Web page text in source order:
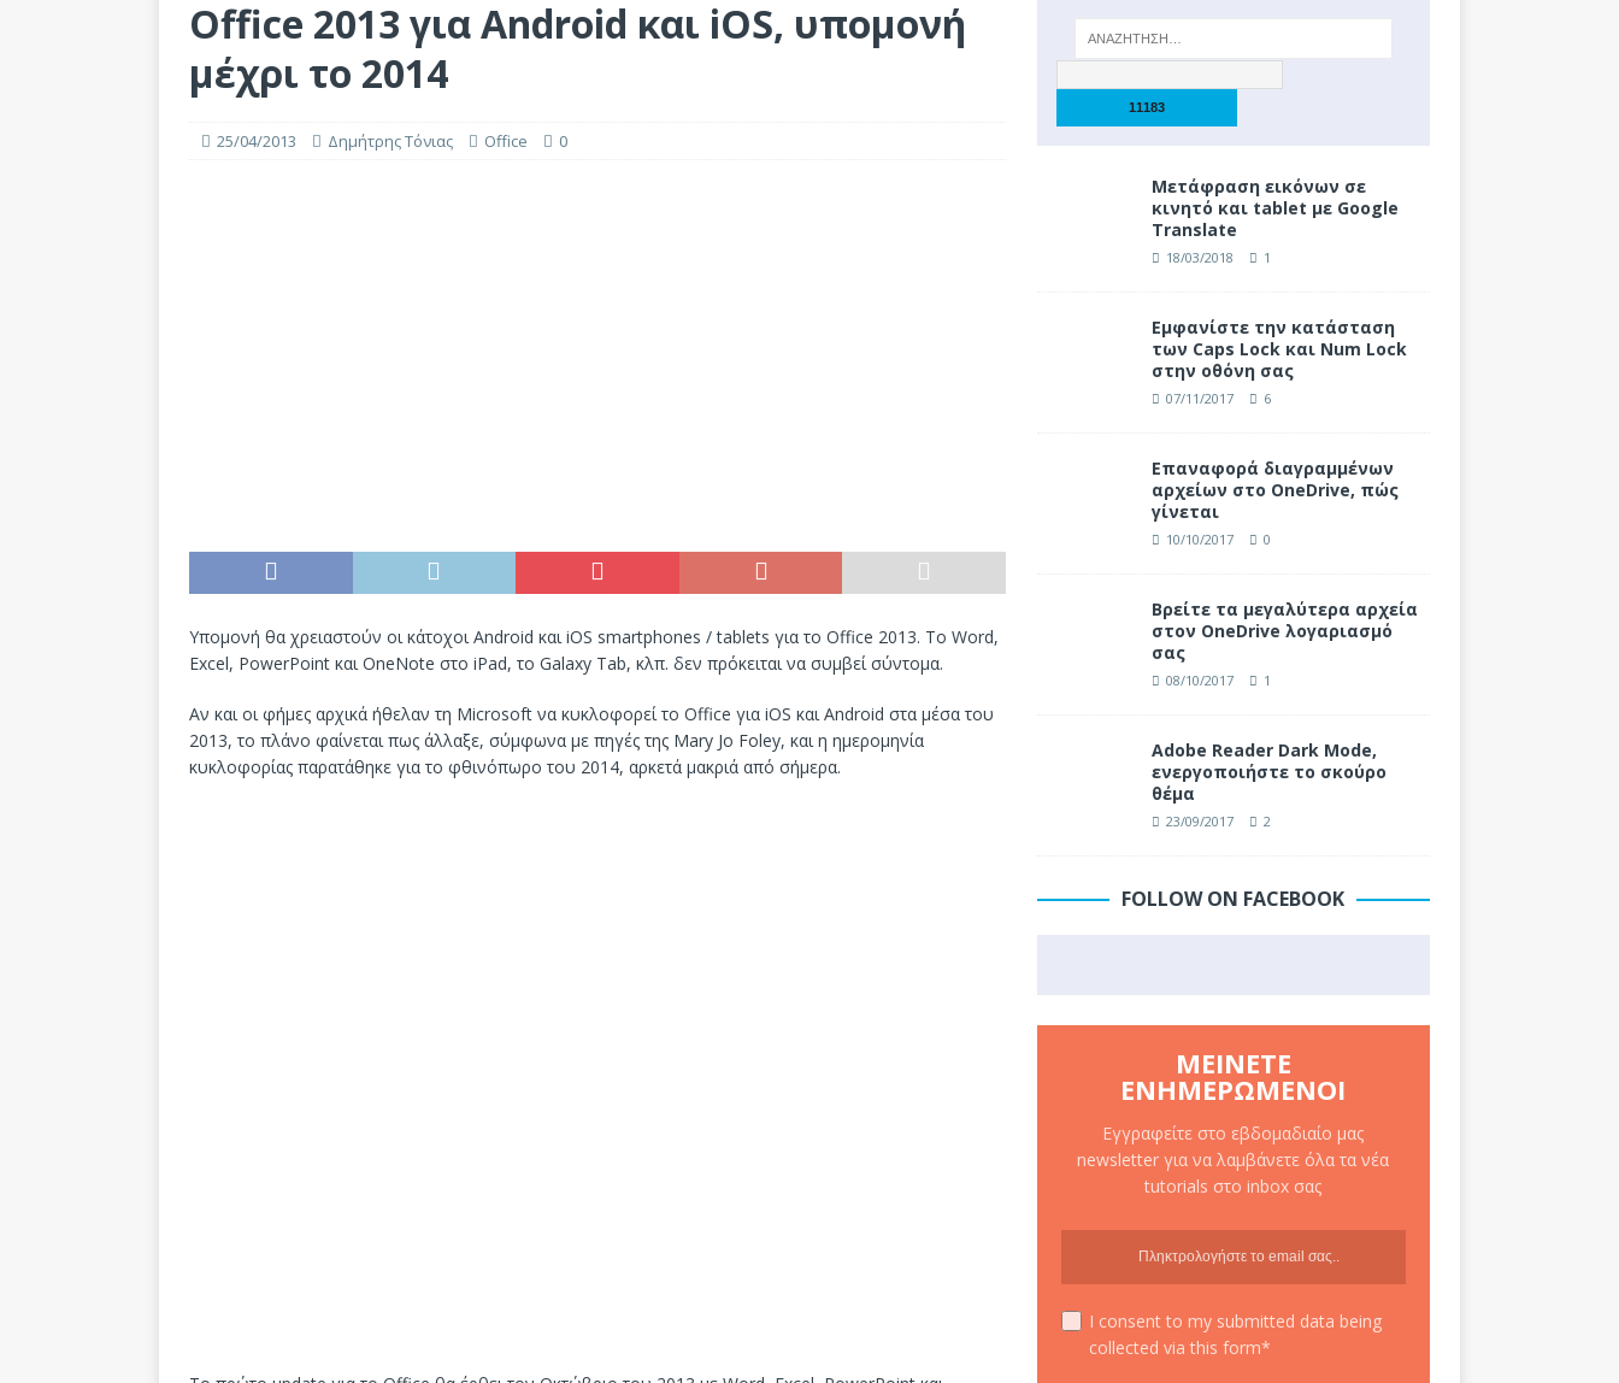
Office 2013 για Android και iOS, υπομονή
μέχρι το 2014
25/04/2013 Δημήτρης Τόνιας Office 0
Υπομονή θα χρειαστούν οι κάτοχοι Android και iOS smartphones / tablets για το Office 2013. Το Word,
Excel, PowerPoint και OneNote στο iPad, το Galaxy Tab, κλπ. δεν πρόκειται να συμβεί σύντομα.
Αν και οι φήμες αρχικά ήθελαν τη Microsoft να κυκλοφορεί το Office για iOS και Android στα μέσα του
2013, το πλάνο φαίνεται πως άλλαξε, σύμφωνα με πηγές της Mary Jo Foley, και η ημερομηνία
κυκλοφορίας παρατάθηκε για το φθινόπωρο του 2014, αρκετά μακριά από σήμερα.
Μετάφραση εικόνων σε
κινητό και tablet με Google
Translate
18/03/2018 1
Eμφανίστε την κατάσταση
των Caps Lock και Num Lock
στην οθόνη σας
07/11/2017 6
Επαναφορά διαγραμμένων
αρχείων στο OneDrive, πώς
γίνεται
10/10/2017 0
Βρείτε τα μεγαλύτερα αρχεία
στον OneDrive λογαριασμό
σας
08/10/2017 1
Adobe Reader Dark Mode,
ενεργοποιήστε το σκούρο
θέμα
23/09/2017 2
FOLLOW ON FACEBOOK
ΜΕΊΝΕΤΕ
ΕΝΗΜΕΡΩΜΈΝΟΙ
Εγγραφείτε στο εβδομαδιαίο μας
newsletter για να λαμβάνετε όλα τα νέα
tutorials στο inbox σας
I consent to my submitted data being
collected via this form*